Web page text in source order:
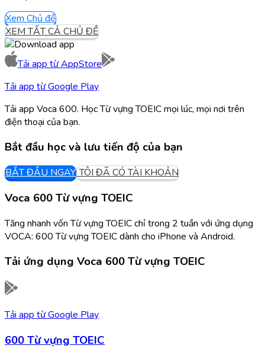
Xem Chủ đề
XEM TẤT CẢ CHỦ ĐỀ
Tải app từAppStore
Tải app từGoogle Play
Tải app Voca 600. Học Từ vựng TOEIC mọi lúc, mọi nơi trên
điện thoại của bạn.
Bắt đầu học và lưu tiến độ của bạn
BẮT ĐẦU NGAY TÔI ĐÃ CÓ TÀI KHOẢN
Voca 600 Từ vựng TOEIC
Tăng nhanh vốn Từ vựng TOEIC chỉ trong 2 tuần với ứng dụng
VOCA: 600 Từ vựng TOEIC dành cho iPhone và Android.
Tải ứng dụng Voca 600 Từ vựng TOEIC
Tải app từGoogle Play
600 Từ vựng TOEIC